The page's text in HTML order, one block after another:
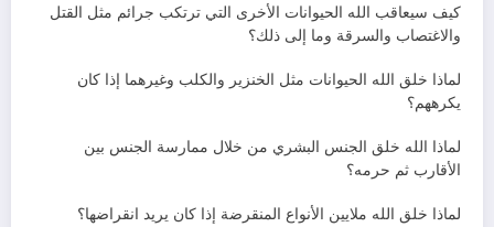
كيف سيعاقب الله الحيوانات الأخرى التي ترتكب جرائم مثل القتل
والاغتصاب والسرقة وما إلى ذلك؟
لماذا خلق الله الحيوانات مثل الخنزير والكلب وغيرهما إذا كان
يكرههم؟
لماذا الله خلق الجنس البشري من خلال ممارسة الجنس بين
الأقارب ثم حرمه؟
لماذا خلق الله ملايين الأنواع المنقرضة إذا كان يريد انقراضها؟